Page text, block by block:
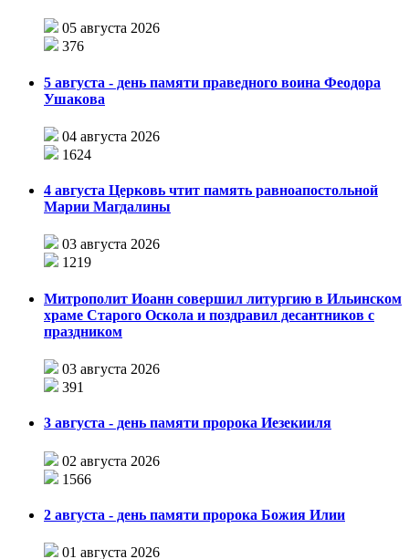
05 августа 2026
376
5 августа - день памяти праведного воина Феодора
Ушакова
04 августа 2026
1624
4 августа Церковь чтит память равноапостольной
Марии Магдалины
03 августа 2026
1219
Митрополит Иоанн совершил литургию в Ильинском
храме Старого Оскола и поздравил десантников с
праздником
03 августа 2026
391
3 августа - день памяти пророка Иезекииля
02 августа 2026
1566
2 августа - день памяти пророка Божия Илии
01 августа 2026